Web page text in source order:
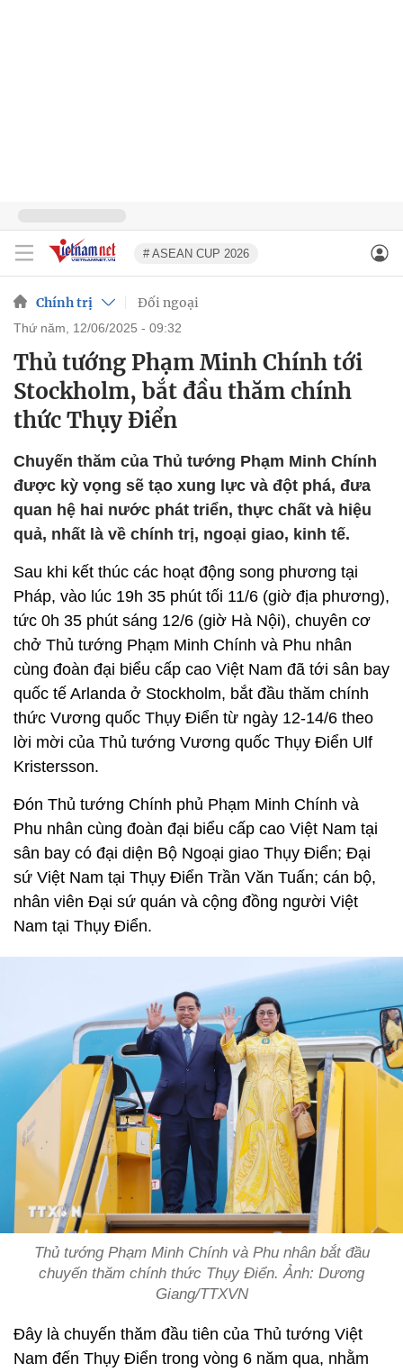
# ASEAN CUP 2026
Chính trị Đối ngoại
thứ năm, 12/06/2025 - 09:32
Thủ tướng Phạm Minh Chính tới
Stockholm, bắt đầu thăm chính
thức Thụy Điển
Chuyến thăm của Thủ tướng Phạm Minh Chính
được kỳ vọng sẽ tạo xung lực và đột phá, đưa
quan hệ hai nước phát triển, thực chất và hiệu
quả, nhất là về chính trị, ngoại giao, kinh tế.
Sau khi kết thúc các hoạt động song phương tại
Pháp, vào lúc 19h 35 phút tối 11/6 (giờ địa phương),
tức 0h 35 phút sáng 12/6 (giờ Hà Nội), chuyên cơ
chở Thủ tướng Phạm Minh Chính và Phu nhân
cùng đoàn đại biểu cấp cao Việt Nam đã tới sân bay
quốc tế Arlanda ở Stockholm, bắt đầu thăm chính
thức Vương quốc Thụy Điển từ ngày 12-14/6 theo
lời mời của Thủ tướng Vương quốc Thụy Điển Ulf
Kristersson.
Đón Thủ tướng Chính phủ Phạm Minh Chính và
Phu nhân cùng đoàn đại biểu cấp cao Việt Nam tại
sân bay có đại diện Bộ Ngoại giao Thụy Điển; Đại
sứ Việt Nam tại Thụy Điển Trần Văn Tuấn; cán bộ,
nhân viên Đại sứ quán và cộng đồng người Việt
Nam tại Thụy Điển.
Thủ tướng Phạm Minh Chính và Phu nhân bắt đầu
chuyến thăm chính thức Thụy Điển. Ảnh: Dương
Giang/TTXVN
Đây là chuyến thăm đầu tiên của Thủ tướng Việt
Nam đến Thụy Điển trong vòng 6 năm qua, nhằm